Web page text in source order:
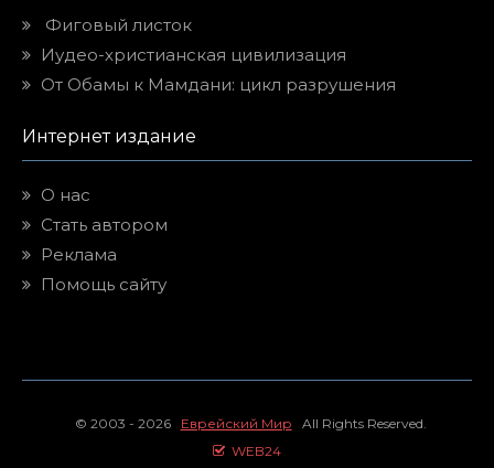
Фиговый листок
Иудео-христианская цивилизация
От Обамы к Мамдани: цикл разрушения
Интернет издание
О нас
Стать автором
Реклама
Помощь сайту
© 2003 - 2026 Еврейский Мир All Rights Reserved.
WEB24